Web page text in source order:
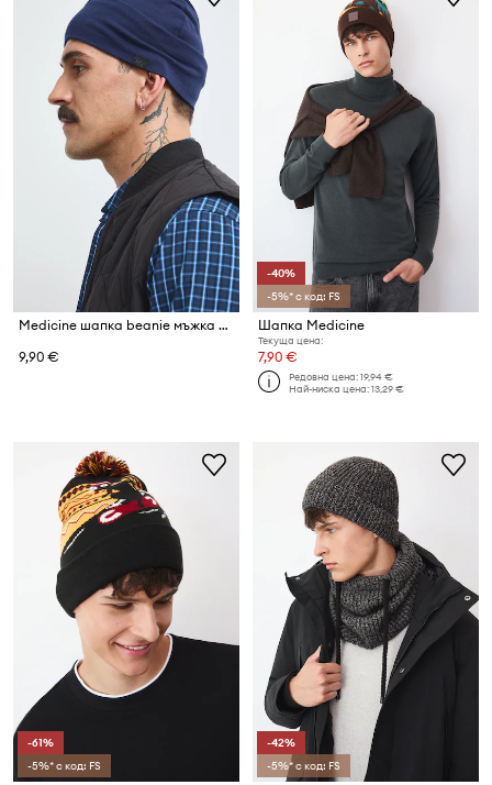
Medicine шапка beanie мъжка от памучна материя
9,90 €
-40%
-5%* с код: FS
Шапка Medicine
Текуща цена:
7,90 €
Редовна цена:19,94 €
Най-ниска цена:13,29 €
-61%
-5%* с код: FS
-42%
-5%* с код: FS